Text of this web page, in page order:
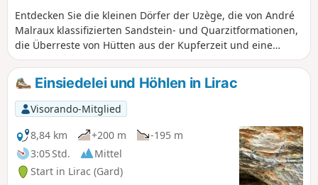
Entdecken Sie die kleinen Dörfer der Uzège, die von André
Malraux klassifizierten Sandstein- und Quarzitformationen,
die Überreste von Hütten aus der Kupferzeit und eine
schöne, gut restaurierte romanische Kapelle.
Einsiedelei und Höhlen in Lirac
Visorando-Mitglied
8,84 km
+200 m
-195 m
3:05 Std.
Mittel
Start in Lirac (Gard)